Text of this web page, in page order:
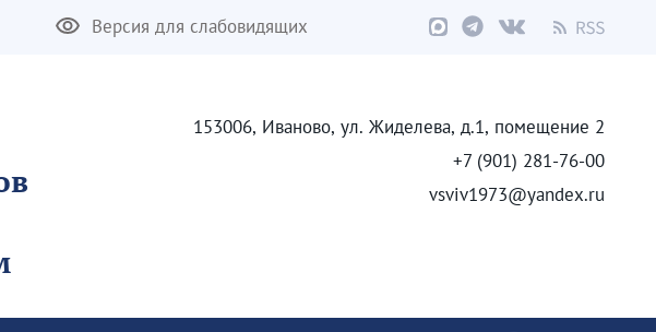
Версия для слабовидящих
153006, Иваново, ул. Жиделева, д.1, помещение 2
+7 (901) 281-76-00
vsviv1973@yandex.ru